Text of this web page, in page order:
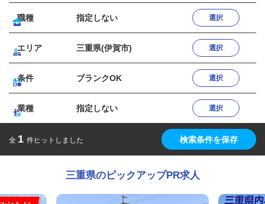
職種 指定しない 選択
エリア 三重県(伊賀市) 選択
条件 ブランクOK 選択
業種 指定しない 選択
全 1 件ヒットしました 検索条件を保存
三重県のピックアップPR求人